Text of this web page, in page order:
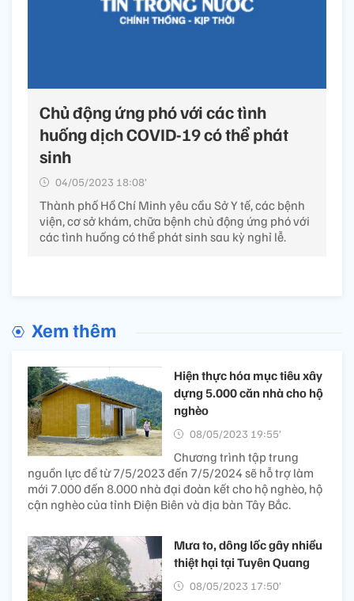
Chủ động ứng phó với các tình
huống dịch COVID-19 có thể phát
sinh
04/05/2023 18:08’
Thành phố Hồ Chí Minh yêu cầu Sở Y tế, các bệnh
viện, cơ sở khám, chữa bệnh chủ động ứng phó với
các tình huống có thể phát sinh sau kỳ nghỉ lễ.
Xem thêm
Hiện thực hóa mục tiêu xây
dựng 5.000 căn nhà cho hộ
nghèo
08/05/2023 19:55’
Chương trình tập trung
nguồn lực để từ 7/5/2023 đến 7/5/2024 sẽ hỗ trợ làm
mới 7.000 đến 8.000 nhà đại đoàn kết cho hộ nghèo, hộ
cận nghèo của tỉnh Điện Biên và địa bàn Tây Bắc.
Mưa to, dông lốc gây nhiều
thiệt hại tại Tuyên Quang
08/05/2023 17:50’